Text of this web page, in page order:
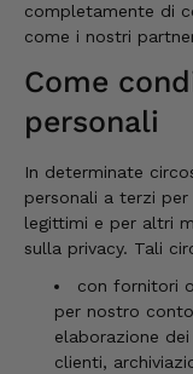
completamente di
come i nostri
Come
personali
In determinate
personali a terzi
legittimi e per altri
sulla privacy. Tali
con fornitori
per nostro
elaborazione
clienti,